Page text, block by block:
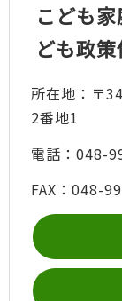
こども
ども政
所在地：〒
2番地1
電話：048-
FAX：048-